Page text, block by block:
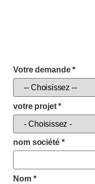
Votre demande*
votre projet*
nom société *
Nom *